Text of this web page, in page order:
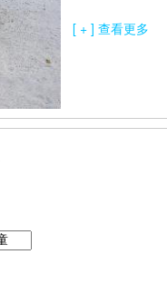
[ + ] 查看更多